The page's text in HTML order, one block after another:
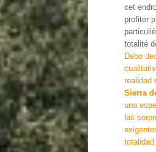
cet
profiter
totalité
Debo
realidad
Sierra
una
las
totalidad